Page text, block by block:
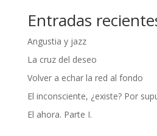
Entradas
Angustia y jazz
La cruz del deseo
Volver a echar la red al fondo
El inconsciente, ¿existe? Por
El ahora. Parte I.